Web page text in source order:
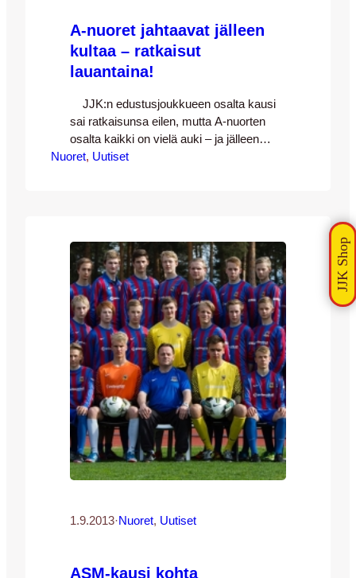
A-nuoret jahtaavat jälleen
kultaa – ratkaisut
lauantaina!
JJK:n edustusjoukkueen osalta kausi
sai ratkaisunsa eilen, mutta A-nuorten
osalta kaikki on vielä auki – ja jälleen
loistavan ja tasaisen kauden pelanneet
Tulevana lauantaina 5.10. pelataan A-
nuorten SM-sarjan päätöskierros. Ennen
sitä tilanne on tiukka: TPS…
Nuoret, Uutiset
1.9.2013·Nuoret, Uutiset
ASM-kausi kohta